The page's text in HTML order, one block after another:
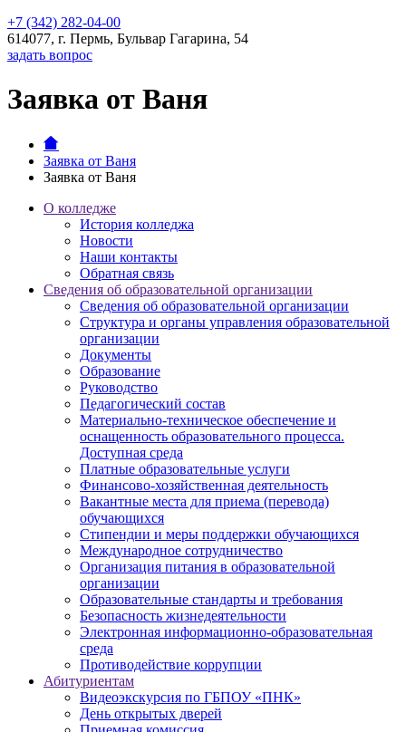
+7 (342) 282-04-00
614077, г. Пермь, Бульвар Гагарина, 54
задать вопрос
Заявка от Ваня
Заявка от Ваня
Заявка от Ваня
О колледже
История колледжа
Новости
Наши контакты
Обратная связь
Сведения об образовательной организации
Сведения об образовательной организации
Структура и органы управления образовательной
организации
Документы
Образование
Руководство
Педагогический состав
Материально-техническое обеспечение и
оснащенность образовательного процесса.
Доступная среда
Платные образовательные услуги
Финансово-хозяйственная деятельность
Вакантные места для приема (перевода)
обучающихся
Стипендии и меры поддержки обучающихся
Международное сотрудничество
Организация питания в образовательной
организации
Образовательные стандарты и требования
Безопасность жизнедеятельности
Электронная информационно-образовательная
среда
Противодействие коррупции
Абитуриентам
Видеоэкскурсия по ГБПОУ «ПНК»
День открытых дверей